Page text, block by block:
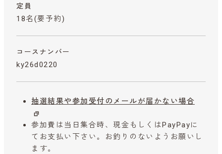
定員
18名(要予約)
コースナンバー
ky26d0220
抽選結果や参加受付のメールが届かない場合
参加費は当日集合時、現金もしくはPayPayに
てお支払い下さい。お釣りのないようお願いし
ます。